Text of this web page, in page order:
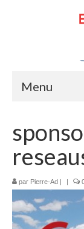
Menu
Préparation
La route
Mes
Me soutenir
par Pierre-Ad | |